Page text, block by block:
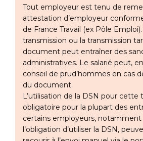
Tout employeur est tenu de
attestation d’employeur
de France Travail (ex Pôle
transmission ou la transmission
document peut entraîner des
administratives. Le salarié peut,
conseil de prud’hommes en cas
du document.
L’utilisation de la DSN pour cette
obligatoire pour la plupart des
certains employeurs, notamment
l’obligation d’utiliser la DSN,